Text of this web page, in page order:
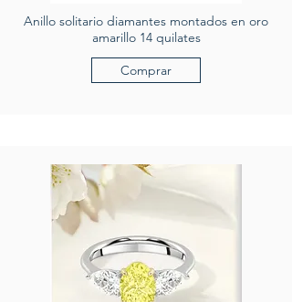
Anillo solitario diamantes montados en oro
amarillo 14 quilates
Comprar